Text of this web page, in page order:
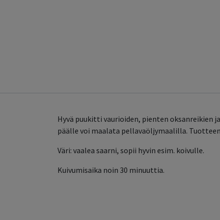
Hyvä puukitti vaurioiden, pienten oksanreikien
päälle voi maalata pellavaöljymaalilla.
Väri: vaalea saarni, sopii hyvin esim. koivulle.
Kuivumisaika noin 30 minuuttia.